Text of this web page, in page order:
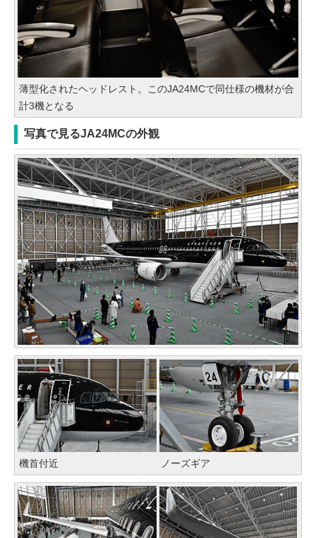
薄型化されたヘッドレスト。このJA24MCで同仕様の機材が合
計3機となる
写真で見るJA24MCの外観
機首付近 ノーズギア